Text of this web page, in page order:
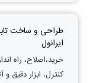
طراحی و ساخت
ایرانول
کنترل، ابزار دقیق